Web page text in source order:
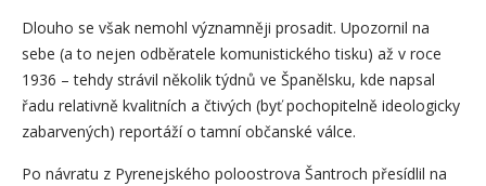
Dlouho se však nemohl významněji prosadit. Upozornil na
sebe (a to nejen odběratele komunistického tisku) až v roce
1936 – tehdy strávil několik týdnů ve Španělsku, kde napsal
řadu relativně kvalitních a čtivých (byť pochopitelně ideologicky
zabarvených) reportáží o tamní občanské válce.
Po návratu z Pyrenejského poloostrova Šantroch přesídlil na